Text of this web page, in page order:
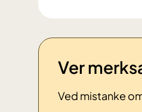
Ver
Ved mistanke